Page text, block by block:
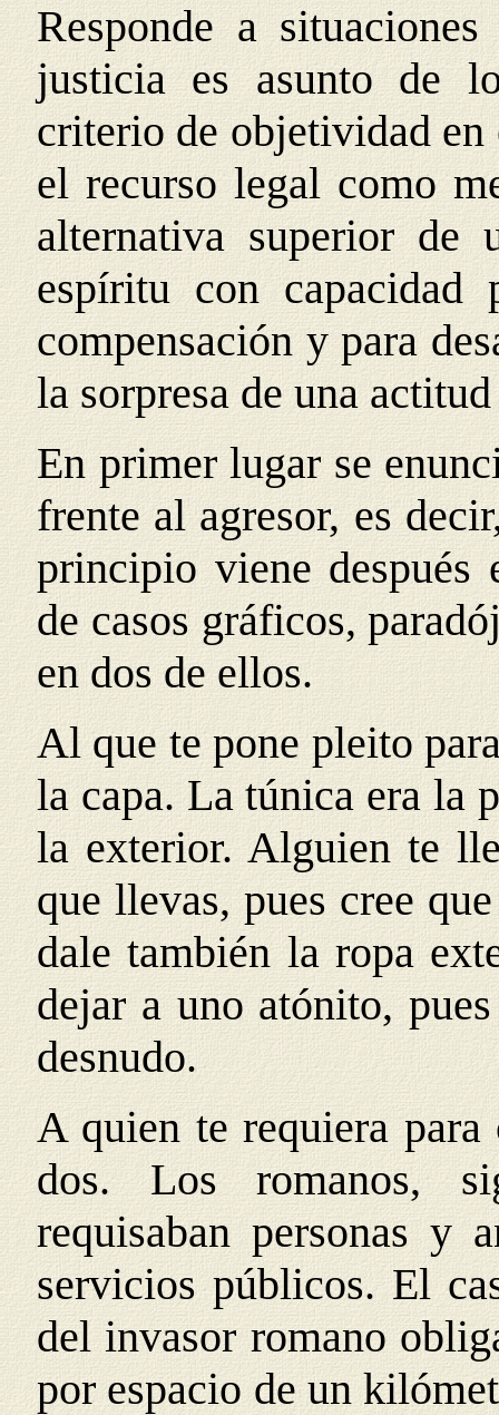
Responde a
justicia es asunto de
criterio de objetividad
el recurso legal como
alternativa superior de
espíritu con
compensación y para
la sorpresa de una
En primer lugar se
frente al agresor, es
principio viene después
de casos gráficos,
en dos de ellos.
Al que te pone pleito
la capa. La túnica era la
la exterior. Alguien te
que llevas, pues cree
dale también la ropa
dejar a uno atónito,
desnudo.
A quien te requiera
dos. Los romanos,
requisaban personas y
servicios públicos. El
del invasor romano
por espacio de un